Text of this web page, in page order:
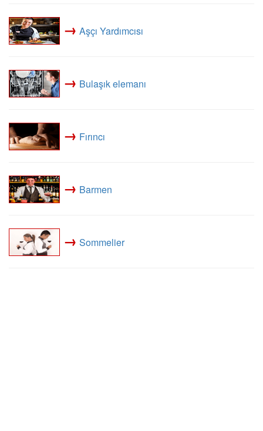
→ Aşçı Yardımcısı
→ Bulaşık elemanı
→ Fırıncı
→ Barmen
→ Sommelier